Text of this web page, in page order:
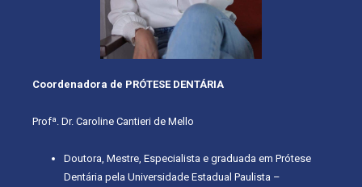
Coordenadora de PRÓTESE DENTÁRIA
Profª. Dr. Caroline Cantieri de Mello
Doutora, Mestre, Especialista e graduada em Prótese
Dentária pela Universidade Estadual Paulista –